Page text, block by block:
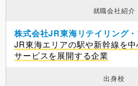
就職会社紹介
株式会社JR東海リテイリング
JR東海エリアの駅や新幹線を
サービスを展開する企業
出身校